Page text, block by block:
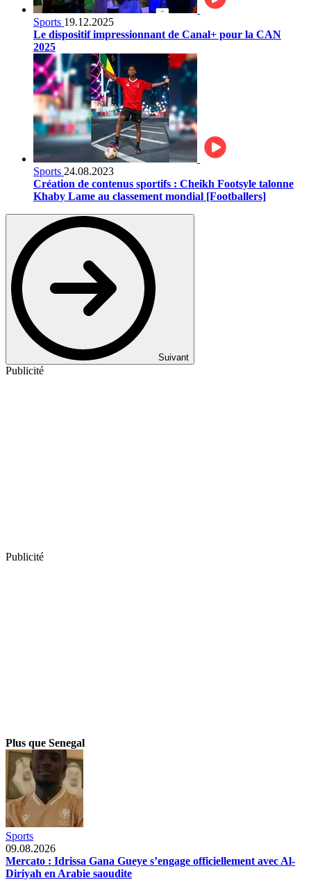
Sports 19.12.2025
Le dispositif impressionnant de Canal+ pour la CAN
2025
Sports 24.08.2023
Création de contenus sportifs : Cheikh Footsyle talonne
Khaby Lame au classement mondial [Footballers]
Suivant
Publicité
Publicité
Plus que Senegal
Sports
09.08.2026
Mercato : Idrissa Gana Gueye s’engage officiellement avec Al-
Diriyah en Arabie saoudite